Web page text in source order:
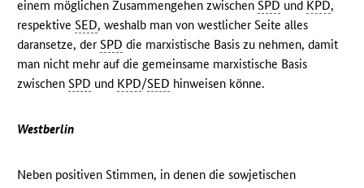
einem möglichen Zusammengehen zwischenSPD und KPD,
respektiveSED, weshalb man von westlicher Seite alles
daransetze, derSPD die marxistische Basis zu nehmen, damit
man nicht mehr auf die gemeinsame marxistische Basis
zwischenSPD und KPD/SED hinweisen könne.
Westberlin
Neben positiven Stimmen, in denen die sowjetischen